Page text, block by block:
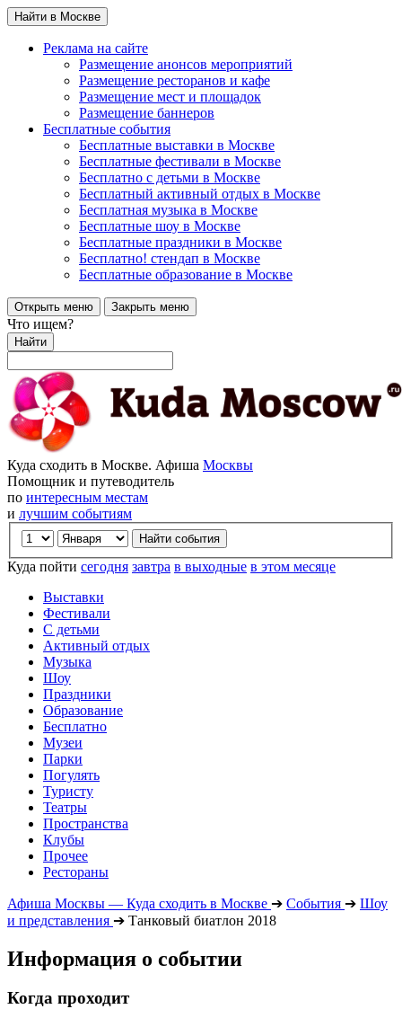
Найти в Москве
Реклама на сайте
Размещение анонсов мероприятий
Размещение ресторанов и кафе
Размещение мест и площадок
Размещение баннеров
Бесплатные события
Бесплатные выставки в Москве
Бесплатные фестивали в Москве
Бесплатно с детьми в Москве
Бесплатный активный отдых в Москве
Бесплатная музыка в Москве
Бесплатные шоу в Москве
Бесплатные праздники в Москве
Бесплатно! стендап в Москве
Бесплатные образование в Москве
Открыть меню Закрыть меню
Что ищем?
Найти
Куда сходить в Москве. Афиша Москвы
Помощник и путеводитель
по интересным местам
и лучшим событиям
Куда пойти сегодня завтра в выходные в этом месяце
Выставки
Фестивали
С детьми
Активный отдых
Музыка
Шоу
Праздники
Образование
Бесплатно
Музеи
Парки
Погулять
Туристу
Театры
Пространства
Клубы
Прочее
Рестораны
Афиша Москвы — Куда сходить в Москве ➔ События ➔ Шоу
и представления ➔ Танковый биатлон 2018
Информация о событии
Когда проходит